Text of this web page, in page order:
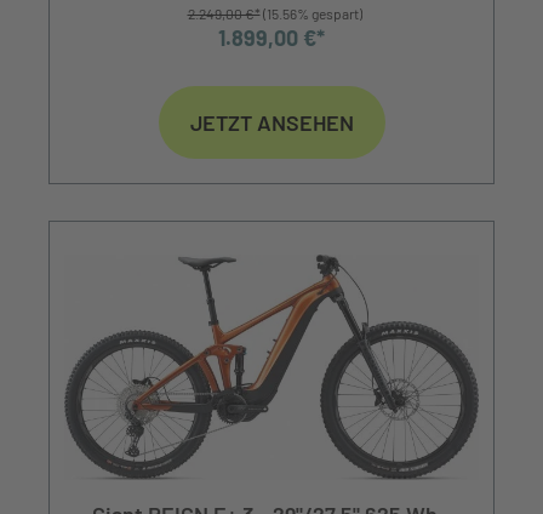
2.249,00 €*(15.56% gespart)
1.899,00 €*
JETZT ANSEHEN